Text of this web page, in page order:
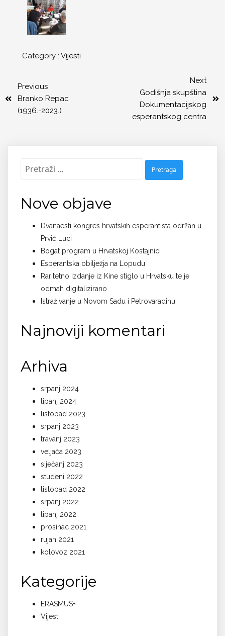
Category : Vijesti
Previous
Branko Repac
(1936.-2023.)
Next
Godišnja skupština
Dokumentacijskog
esperantskog centra
Pretraži:
Nove objave
Dvanaesti kongres hrvatskih esperantista održan u
Prvić Luci
Bogat program u Hrvatskoj Kostajnici
Esperantska obilježja na Lopudu
Raritetno izdanje iz Kine stiglo u Hrvatsku te je
odmah digitalizirano
Istraživanje u Novom Sadu i Petrovaradinu
Najnoviji komentari
Arhiva
srpanj 2024
lipanj 2024
listopad 2023
srpanj 2023
travanj 2023
veljača 2023
siječanj 2023
studeni 2022
listopad 2022
srpanj 2022
lipanj 2022
prosinac 2021
rujan 2021
kolovoz 2021
Kategorije
ERASMUS+
Vijesti